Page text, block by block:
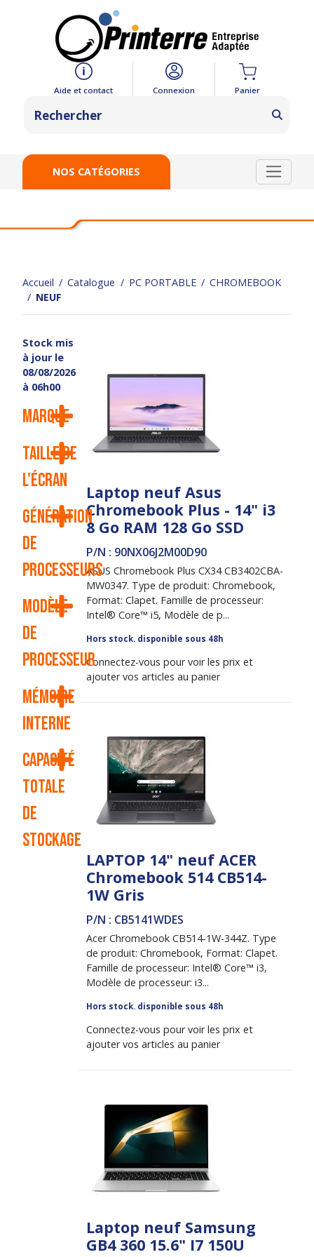
Aide et contact Connexion Panier
NOS CATÉGORIES
Accueil Catalogue PC PORTABLE
CHROMEBOOK
NEUF
Stock mis
à jour le
08/08/2026
à 06h00
Marque
Taille de
l'écran
Génération
de
processeurs
Modèle
de
processeur
Mémoire
interne
Capacité
totale
de
stockage
Laptop neuf Asus
Chromebook Plus - 14" i3
8 Go RAM 128 Go SSD
P/N : 90NX06J2M00D90
ASUS Chromebook Plus CX34 CB3402CBA-
MW0347. Type de produit: Chromebook,
Format: Clapet. Famille de processeur:
Intel® Core™ i5, Modèle de p...
Hors stock. disponible sous 48h
Connectez-vous pour voir les prix et
ajouter vos articles au panier
LAPTOP 14" neuf ACER
Chromebook 514 CB514-
1W Gris
P/N : CB5141WDES
Acer Chromebook CB514-1W-344Z. Type
de produit: Chromebook, Format: Clapet.
Famille de processeur: Intel® Core™ i3,
Modèle de processeur: i3...
Hors stock. disponible sous 48h
Connectez-vous pour voir les prix et
ajouter vos articles au panier
Laptop neuf Samsung
GB4 360 15.6" I7 150U